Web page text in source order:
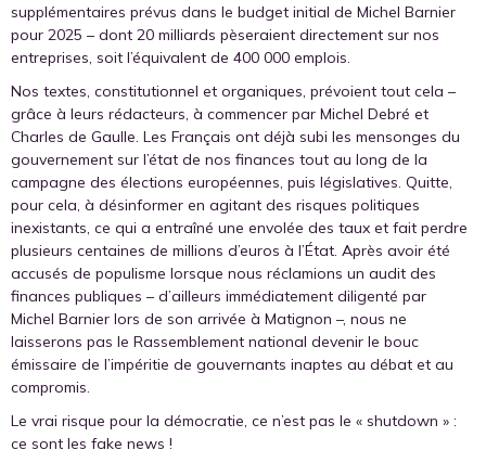
supplémentaires prévus dans le budget initial de Michel Barnier
pour 2025 – dont 20 milliards pèseraient directement sur nos
entreprises, soit l’équivalent de 400 000 emplois.
Nos textes, constitutionnel et organiques, prévoient tout cela –
grâce à leurs rédacteurs, à commencer par Michel Debré et
Charles de Gaulle. Les Français ont déjà subi les mensonges du
gouvernement sur l’état de nos finances tout au long de la
campagne des élections européennes, puis législatives. Quitte,
pour cela, à désinformer en agitant des risques politiques
inexistants, ce qui a entraîné une envolée des taux et fait perdre
plusieurs centaines de millions d’euros à l’État. Après avoir été
accusés de populisme lorsque nous réclamions un audit des
finances publiques – d’ailleurs immédiatement diligenté par
Michel Barnier lors de son arrivée à Matignon –, nous ne
laisserons pas le Rassemblement national devenir le bouc
émissaire de l’impéritie de gouvernants inaptes au débat et au
compromis.
Le vrai risque pour la démocratie, ce n’est pas le « shutdown » :
ce sont les fake news !